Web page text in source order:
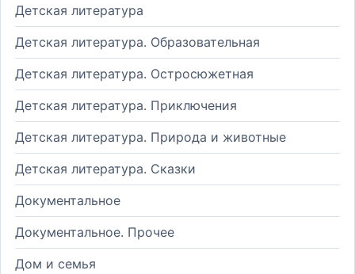
Детская литература
Детская литература. Образовательная
Детская литература. Остросюжетная
Детская литература. Приключения
Детская литература. Природа и животные
Детская литература. Сказки
Документальное
Документальное. Прочее
Дом и семья